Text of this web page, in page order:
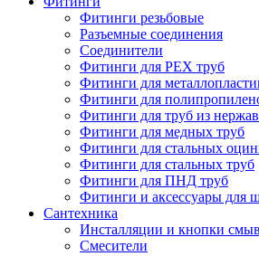
Фитинги резьбовые
Разъемные соединения
Соединители
Фитинги для PEX труб
Фитинги для
Фитинги для
Фитинги для труб из
Фитинги для медных труб
Фитинги для стальных
Фитинги для стальных труб
Фитинги для ПНД труб
Фитинги и аксессуары для
Сантехника
Инсталляции и кнопки
Смесители